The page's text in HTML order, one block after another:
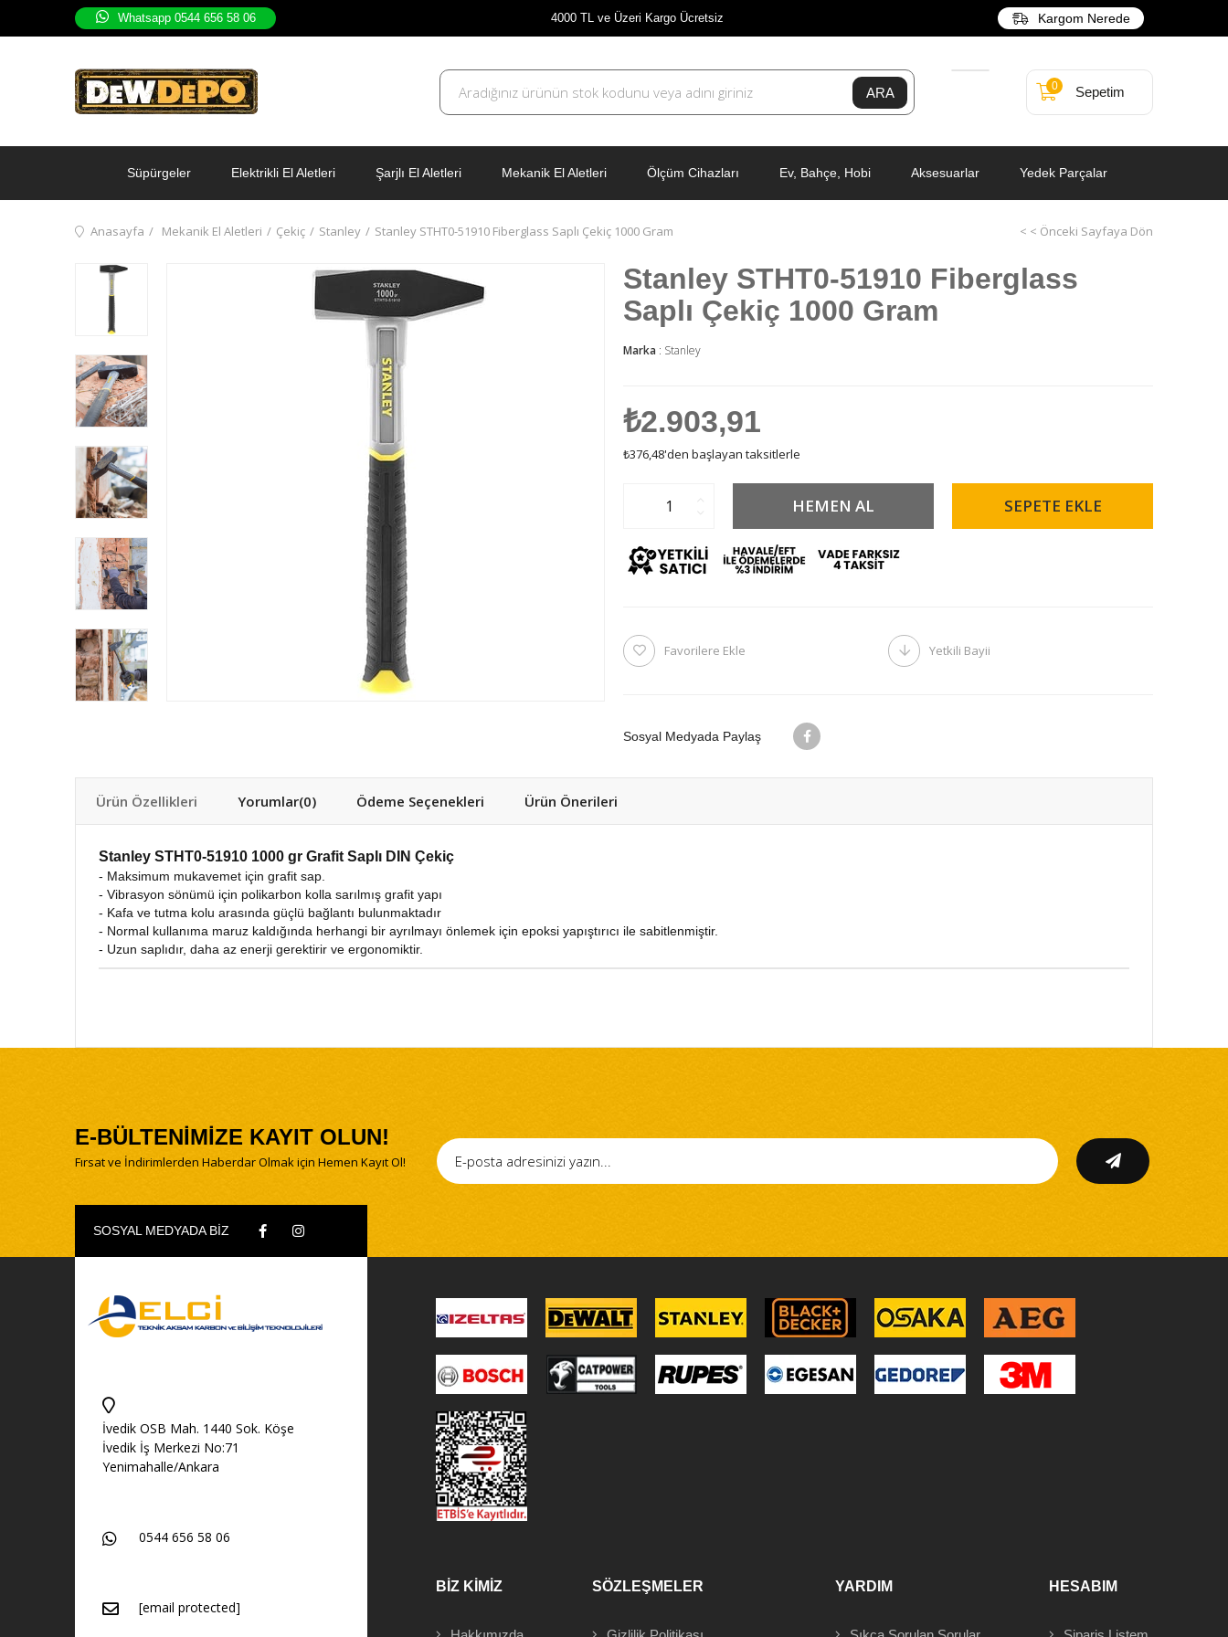
Whatsapp 0544 656 58 06 4000 TL ve Üzeri Kargo Ücretsiz Kargom Nerede
Sepetim
0
Süpürgeler Elektrikli El Aletleri Şarjlı El Aletleri Mekanik El Aletleri Ölçüm Cihazları Ev, Bahçe, Hobi Aksesuarlar Yedek Parçalar
Anasayfa Mekanik El Aletleri Çekiç Stanley Stanley STHT0-51910 Fiberglass Saplı Çekiç 1000 Gram < < Önceki Sayfaya Dön
Stanley STHT0-51910 Fiberglass
Saplı Çekiç 1000 Gram
Marka : Stanley
₺2.903,91
₺376,48'den başlayan taksitlerle
Favorilere Ekle Yetkili Bayii
Sosyal Medyada Paylaş
Ürün Özellikleri Yorumlar(0) Ödeme Seçenekleri Ürün Önerileri
Stanley STHT0-51910 1000 gr Grafit Saplı DIN Çekiç
- Maksimum mukavemet için grafit sap.
- Vibrasyon sönümü için polikarbon kolla sarılmış grafit yapı
- Kafa ve tutma kolu arasında güçlü bağlantı bulunmaktadır
- Normal kullanıma maruz kaldığında herhangi bir ayrılmayı önlemek için epoksi yapıştırıcı ile sabitlenmiştir.
- Uzun saplıdır, daha az enerji gerektirir ve ergonomiktir.
E-BÜLTENİMİZE KAYIT OLUN!
Fırsat ve İndirimlerden Haberdar Olmak için Hemen Kayıt Ol!
SOSYAL MEDYADA BİZ
İvedik OSB Mah. 1440 Sok. Köşe
İvedik İş Merkezi No:71
Yenimahalle/Ankara
0544 656 58 06
[email protected]
BİZ KİMİZ SÖZLEŞMELER YARDIM HESABIM